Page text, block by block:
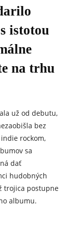
istotou
na trhu
už od debutu,
bez
rockom,
sa
dať
hudobných
trojica postupne
albumu.